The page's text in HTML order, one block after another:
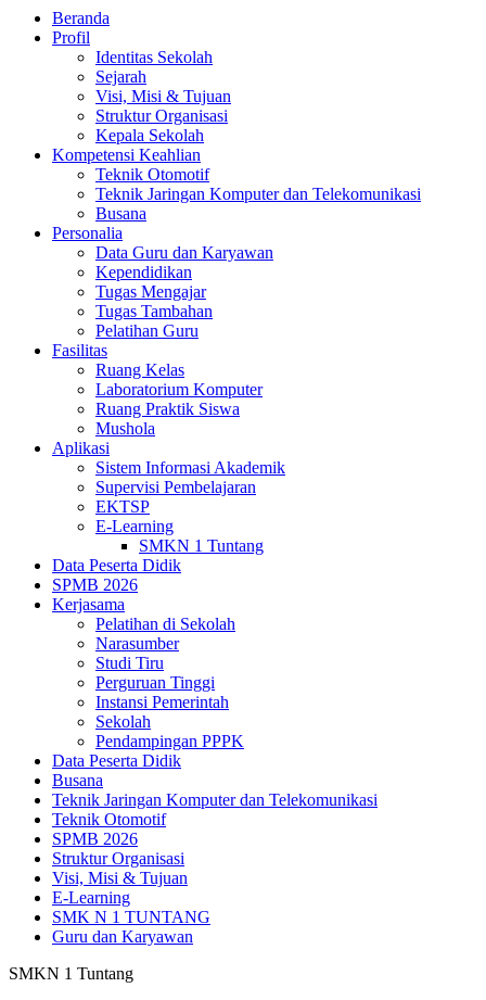
Beranda
Profil
Identitas Sekolah
Sejarah
Visi, Misi & Tujuan
Struktur Organisasi
Kepala Sekolah
Kompetensi Keahlian
Teknik Otomotif
Teknik Jaringan Komputer dan Telekomunikasi
Busana
Personalia
Data Guru dan Karyawan
Kependidikan
Tugas Mengajar
Tugas Tambahan
Pelatihan Guru
Fasilitas
Ruang Kelas
Laboratorium Komputer
Ruang Praktik Siswa
Mushola
Aplikasi
Sistem Informasi Akademik
Supervisi Pembelajaran
EKTSP
E-Learning
SMKN 1 Tuntang
Data Peserta Didik
SPMB 2026
Kerjasama
Pelatihan di Sekolah
Narasumber
Studi Tiru
Perguruan Tinggi
Instansi Pemerintah
Sekolah
Pendampingan PPPK
Data Peserta Didik
Busana
Teknik Jaringan Komputer dan Telekomunikasi
Teknik Otomotif
SPMB 2026
Struktur Organisasi
Visi, Misi & Tujuan
E-Learning
SMK N 1 TUNTANG
Guru dan Karyawan
SMKN 1 Tuntang